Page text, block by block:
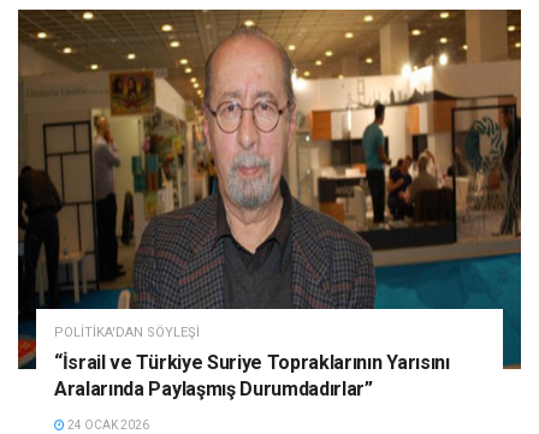
POLITIKA'DAN SÖYLEŞI
“İsrail ve Türkiye Suriye Topraklarının Yarısını
Aralarında Paylaşmış Durumdadırlar”
24 OCAK 2026